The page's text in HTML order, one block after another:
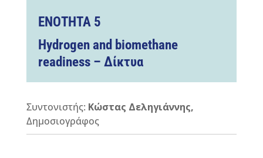
ΕΝΟΤΗΤΑ 5
Ηydrogen and biomethane
readiness – Δίκτυα
Συντονιστής: Κώστας Δεληγιάννης,
Δημοσιογράφος